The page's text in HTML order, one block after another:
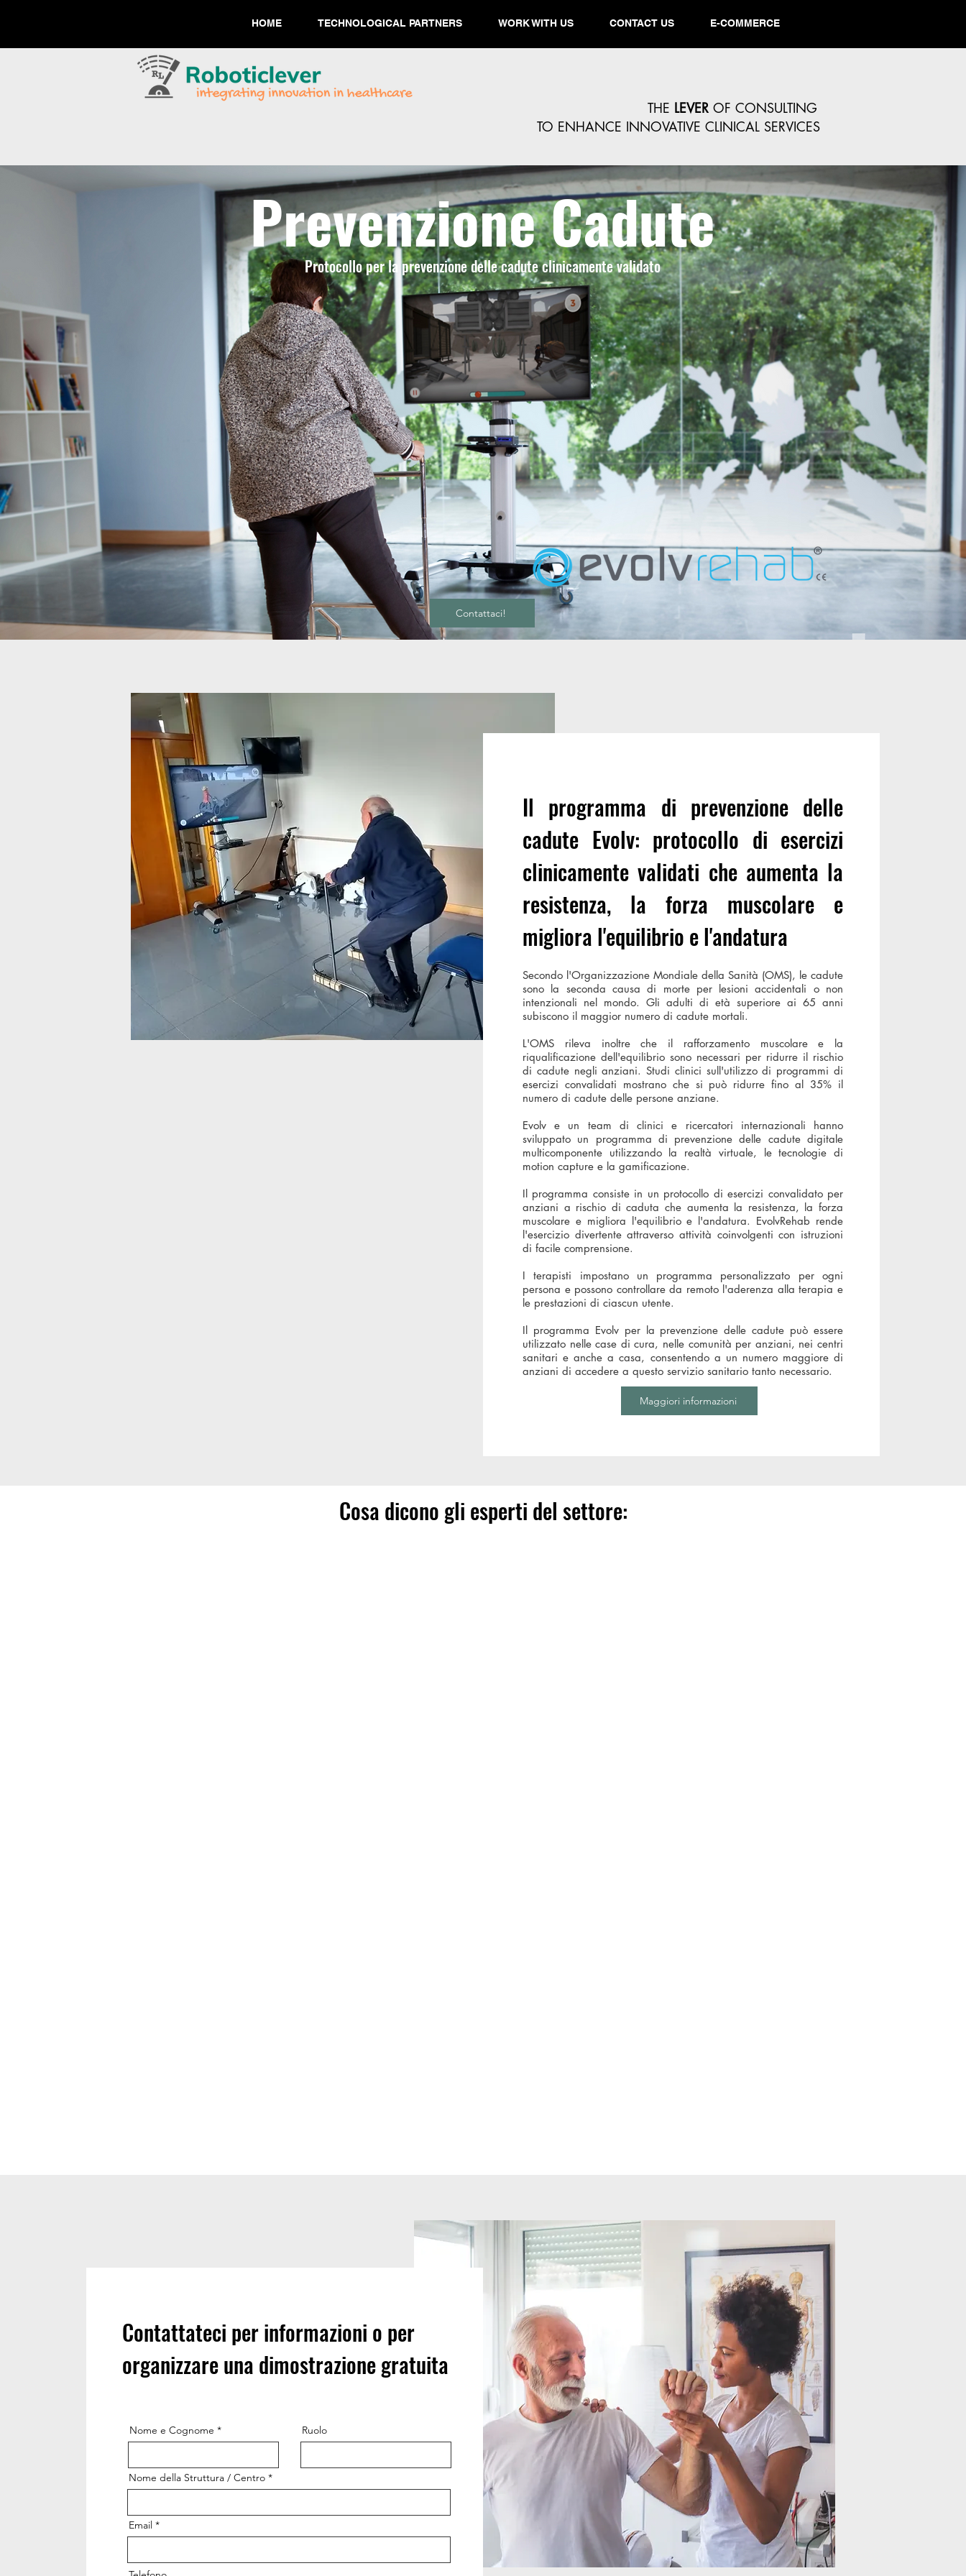
HOME TECHNOLOGICAL PARTNERS WORK WITH US CONTACT US E-COMMERCE
THE LEVER OF CONSULTING
TO ENHANCE INNOVATIVE CLINICAL SERVICES
Prevenzione Cadute
Protocollo per la prevenzione delle cadute clinicamente validato
Contattaci!
Il programma di prevenzione delle
cadute Evolv: protocollo di esercizi
clinicamente validati che aumenta la
resistenza, la forza muscolare e
migliora l'equilibrio e l'andatura
Secondo l'Organizzazione Mondiale della Sanità (OMS), le cadute
sono la seconda causa di morte per lesioni accidentali o non
intenzionali nel mondo. Gli adulti di età superiore ai 65 anni
subiscono il maggior numero di cadute mortali.
L'OMS rileva inoltre che il rafforzamento muscolare e la
riqualificazione dell'equilibrio sono necessari per ridurre il rischio
di cadute negli anziani. Studi clinici sull'utilizzo di programmi di
esercizi convalidati mostrano che si può ridurre fino al 35% il
numero di cadute delle persone anziane.
Evolv e un team di clinici e ricercatori internazionali hanno
sviluppato un programma di prevenzione delle cadute digitale
multicomponente utilizzando la realtà virtuale, le tecnologie di
motion capture e la gamificazione.
Il programma consiste in un protocollo di esercizi convalidato per
anziani a rischio di caduta che aumenta la resistenza, la forza
muscolare e migliora l'equilibrio e l'andatura. EvolvRehab rende
l'esercizio divertente attraverso attività coinvolgenti con istruzioni
di facile comprensione.
I terapisti impostano un programma personalizzato per ogni
persona e possono controllare da remoto l'aderenza alla terapia e
le prestazioni di ciascun utente.
Il programma Evolv per la prevenzione delle cadute può essere
utilizzato nelle case di cura, nelle comunità per anziani, nei centri
sanitari e anche a casa, consentendo a un numero maggiore di
anziani di accedere a questo servizio sanitario tanto necessario.
Maggiori informazioni
Cosa dicono gli esperti del settore:
Contattateci per informazioni o per
organizzare una dimostrazione gratuita
Nome e Cognome Ruolo
Nome della Struttura / Centro
Email